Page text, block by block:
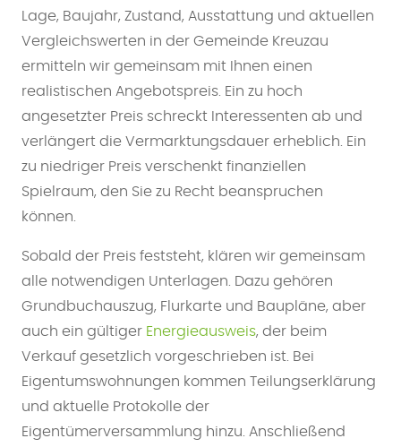
Lage, Baujahr, Zustand, Ausstattung und aktuellen
Vergleichswerten in der Gemeinde Kreuzau
ermitteln wir gemeinsam mit Ihnen einen
realistischen Angebotspreis. Ein zu hoch
angesetzter Preis schreckt Interessenten ab und
verlängert die Vermarktungsdauer erheblich. Ein
zu niedriger Preis verschenkt finanziellen
Spielraum, den Sie zu Recht beanspruchen
können.
Sobald der Preis feststeht, klären wir gemeinsam
alle notwendigen Unterlagen. Dazu gehören
Grundbuchauszug, Flurkarte und Baupläne, aber
auch ein gültiger Energieausweis, der beim
Verkauf gesetzlich vorgeschrieben ist. Bei
Eigentumswohnungen kommen Teilungserklärung
und aktuelle Protokolle der
Eigentümerversammlung hinzu. Anschließend